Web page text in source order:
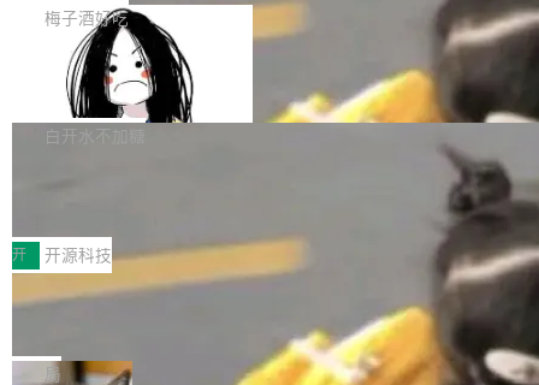
提交的编辑请求也长期处于待处理状态。 Groki
pedia 于去年底上线，定位为由人工智能生成内
容的百科平台，被马斯克视为传统众包百科网站
维基百科的替代方案。Lawfare 调查发现，无论
热门页面还是低关注度页面，均未出现近期更
是这样的：配 MessageSource 的 Bean、写 R
eloadableResourceBundleMessageSource、
声明 LocaleResolver、注册 LocaleChangeInt
erceptor…五六步之后才能看到第一行翻译文
本。 Solon 换了个方式。整个 i18n 模块围绕三
梅子酒好吃
Apache Doris 4.1 全面增强 Iceberg：
支持 UPDATE、MERGE INTO 与 Iceb
erg V3
Apache Doris 4.1 要补齐的，正是缺失的那一
半。在已有查询能力的基础上，Doris 进一步支
常维护操作，并完整支持 Iceberg V3 格式。
白开水不加糖
村国家自主创新示范区会议中心开幕。本届大会
由中关村智联软件服务业质量创新联盟主办，以
“智构可信·质创未来——AI原生时代的质量新范
式”为主题，直面AI从实验室走向规模化产业落地
的核心质量命题。会上，《2026智能研发生产力
开 开源科技
让非法状态不可表示：一篇关于 ADT
有一种东西，一旦用过就回不去了。Alex Fedos
eev 管它叫"软件设计的基石"。 他说的东西不新
局